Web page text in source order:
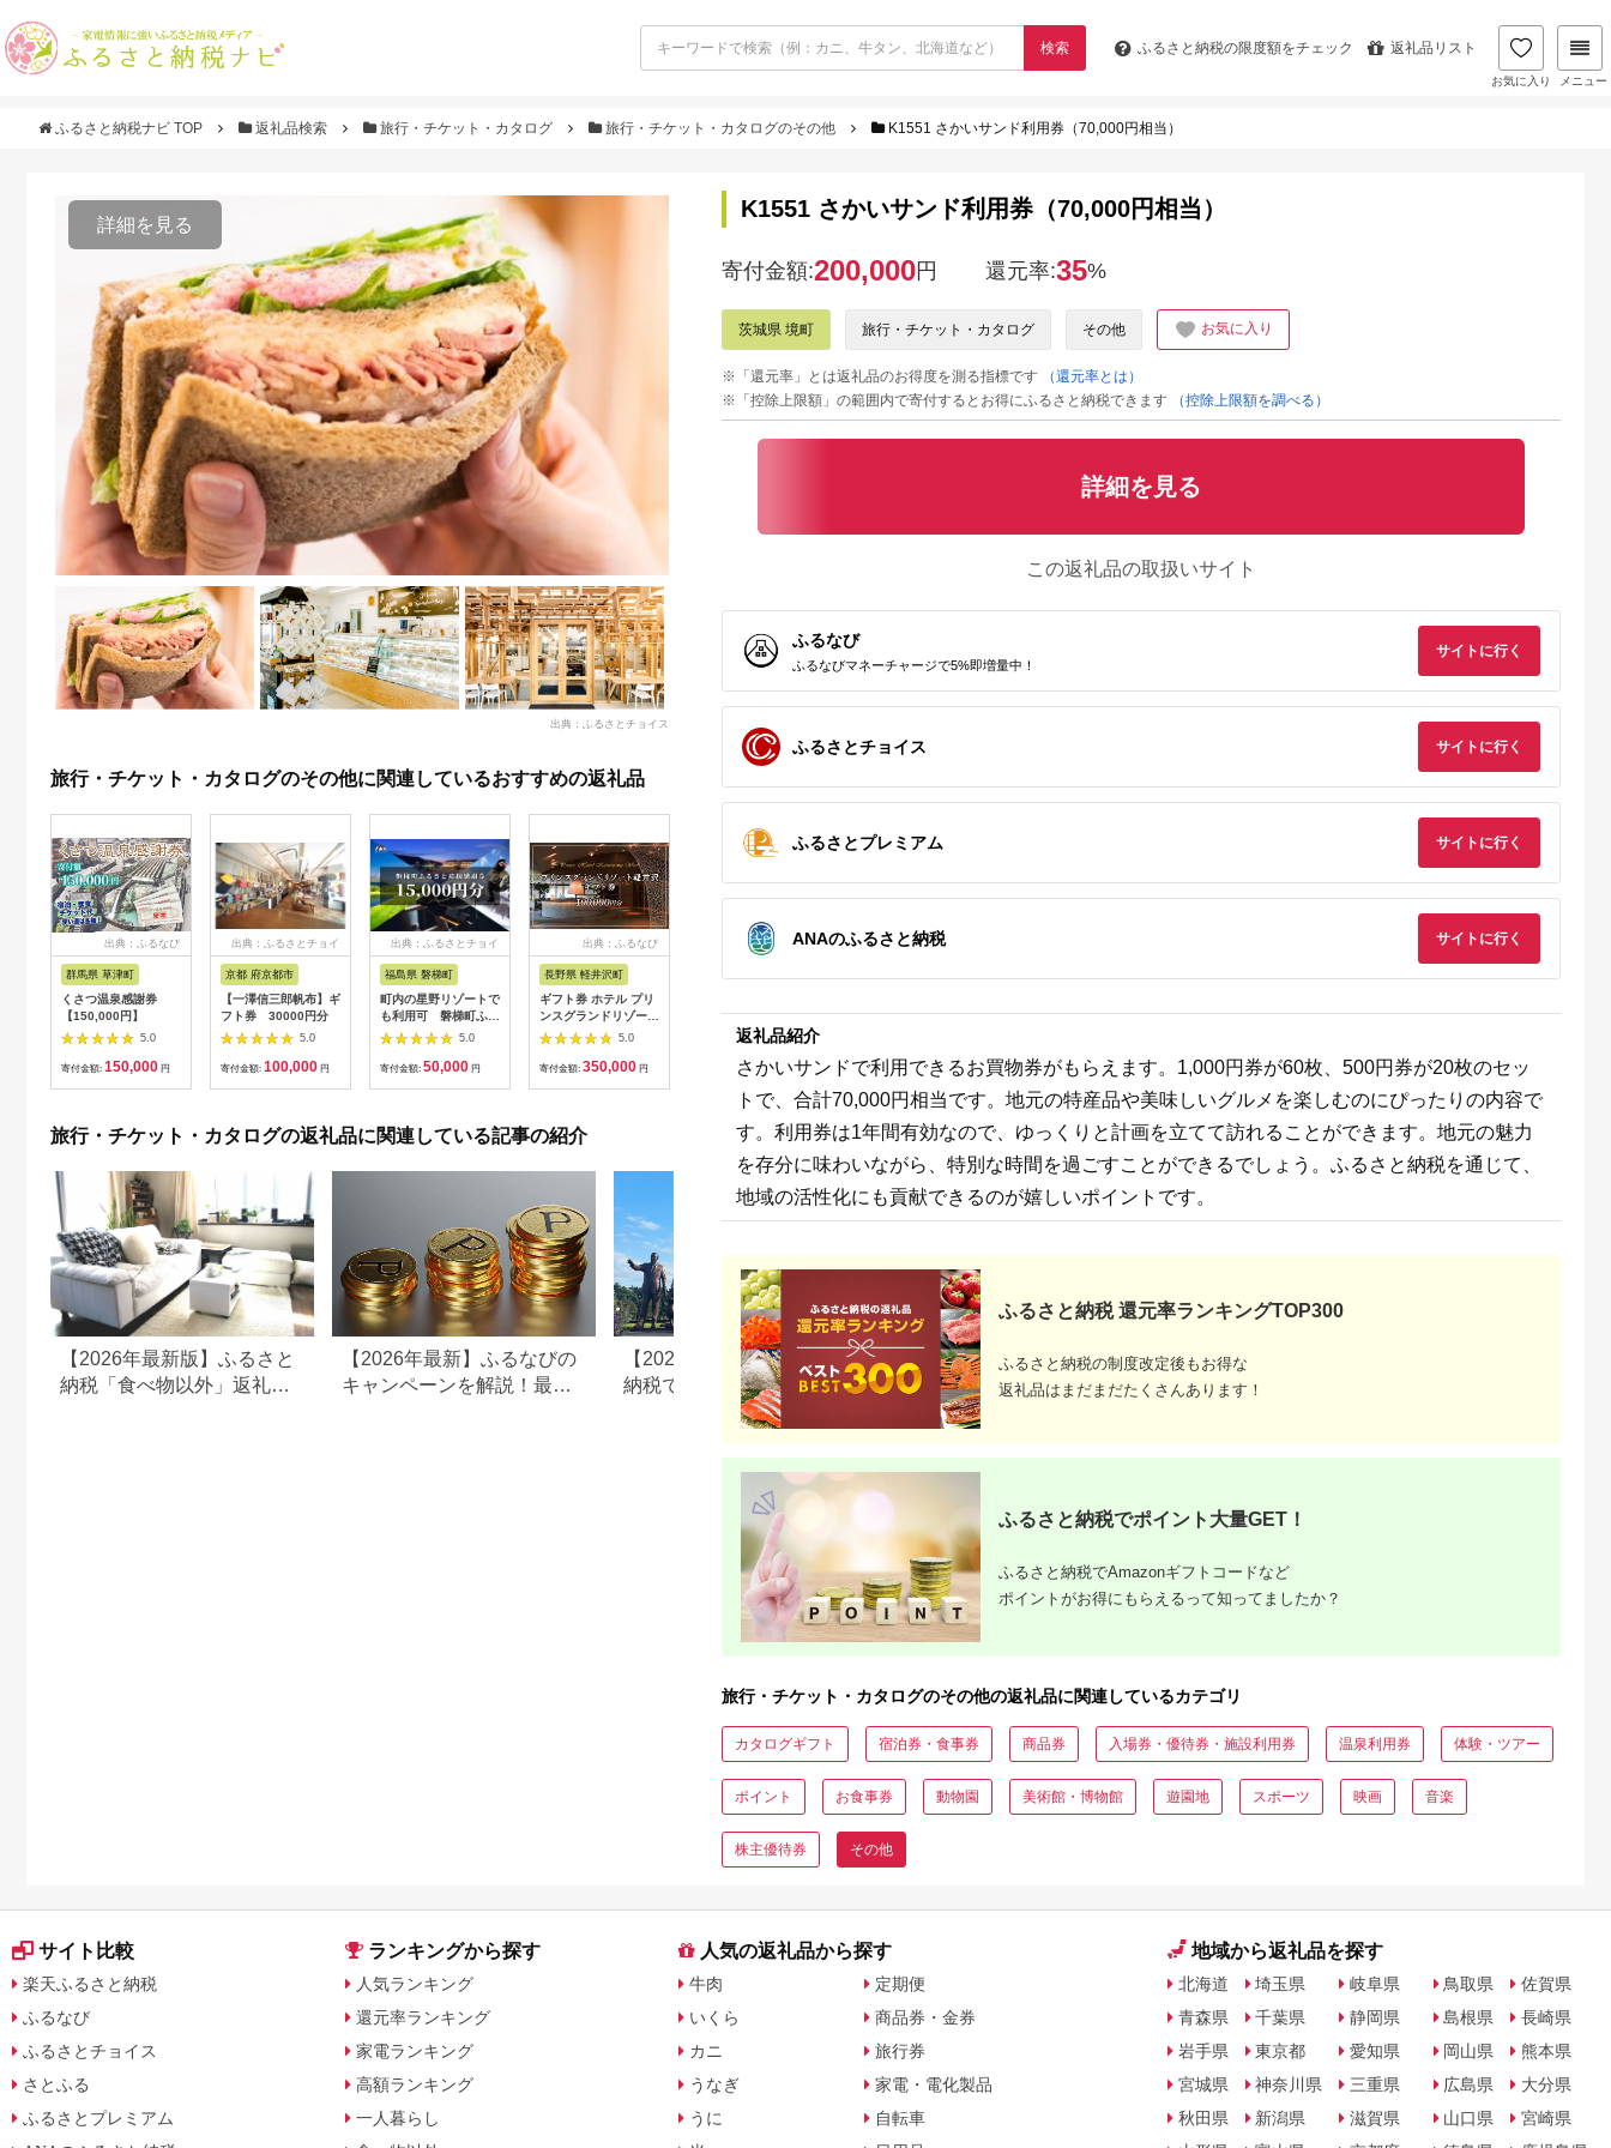
検索 ふるさと納税の限度額をチェック 返礼品リスト
お気に入り メニュー
ふるさと納税ナビ TOP 返礼品検索 旅行・チケット・カタログ 旅行・チケット・カタログのその他 K1551 さかいサンド利用券（70,000円相当）
詳細を見る
出典：ふるさとチョイス
旅行・チケット・カタログのその他に関連しているおすすめの返礼品
出典：ふるなび
群馬県 草津町
くさつ温泉感謝券
【150,000円】
5.0
寄付金額: 150,000 円
出典：ふるさとチョイ
京都 府京都市
【一澤信三郎帆布】ギ
フト券 30000円分
5.0
寄付金額: 100,000 円
出典：ふるさとチョイ
福島県 磐梯町
町内の星野リゾートで
も利用可 磐梯町ふる
さと応援感謝券
（15,000円分）
5.0
寄付金額: 50,000 円
出典：ふるなび
長野県 軽井沢町
ギフト券 ホテル プリ
ンスグランドリゾート
軽井沢 D 100,000円
分 チケット 食事 宿泊
5.0
寄付金額: 350,000 円
出典：ふるさとチョイ
税「宿泊ギフト券」
5.0
寄付金額:500,000円
出典：ふるなび
15万円分 感謝券 洞爺
寄付金額:500,000円
品券3,000円分
寄付金額:10,000円
枚 3000円分《もりも
ーツ【北海道】
寄付金額: 10,000円
出典：ふるさとチョイ
納税感謝券(1000円分
ト＞【1116334】
寄付金額:20,000円
出典：ふるさとチョ
う!!】直売所で使える
寄付金額:
旅行・チケット・カタログの返礼品に関連している記事の紹介
【2026年最新版】ふるさと
納税「食べ物以外」返礼品
【2026年最新】ふるなびの
キャンペーンを解説！最大
【2026年最新版】ふるさと
納税でディズニー返礼品は
もらえる？ホテル・チケッ
ふるさと納税、年収いくら
で30万円寄付できる？おす
すめ返礼品も紹介
K1551 さかいサンド利用券（70,000円相当）
寄付金額:200,000円 還元率:35%
茨城県 境町 旅行・チケット・カタログ その他 お気に入り
※「還元率」とは返礼品のお得度を測る指標です
（還元率とは）
※「控除上限額」の範囲内で寄付するとお得にふるさと納税できます
（控除上限額を調べる）
詳細を見る
この返礼品の取扱いサイト
ふるなび
ふるなびマネーチャージで5%即増量中！
サイトに行く
ふるさとチョイス サイトに行く
ふるさとプレミアム サイトに行く
ANAのふるさと納税 サイトに行く
返礼品紹介
さかいサンドで利用できるお買物券がもらえます。1,000円券が60枚、500円券が20枚のセッ
トで、合計70,000円相当です。地元の特産品や美味しいグルメを楽しむのにぴったりの内容で
す。利用券は1年間有効なので、ゆっくりと計画を立てて訪れることができます。地元の魅力
を存分に味わいながら、特別な時間を過ごすことができるでしょう。ふるさと納税を通じて、
地域の活性化にも貢献できるのが嬉しいポイントです。
ふるさと納税 還元率ランキングTOP300
ふるさと納税の制度改定後もお得な
返礼品はまだまだたくさんあります！
ふるさと納税でポイント大量GET！
ふるさと納税でAmazonギフトコードなど
ポイントがお得にもらえるって知ってましたか？
旅行・チケット・カタログのその他の返礼品に関連しているカテゴリ
カタログギフト 宿泊券・食事券 商品券 入場券・優待券・施設利用券 温泉利用券 体験・ツアー
ポイント お食事券 動物園 美術館・博物館 遊園地 スポーツ 映画 音楽
株主優待券 その他
サイト比較
楽天ふるさと納税
ふるなび
ふるさとチョイス
さとふる
ふるさとプレミアム
ランキングから探す
人気ランキング
還元率ランキング
家電ランキング
高額ランキング
一人暮らし
人気の返礼品から探す
牛肉
いくら
カニ
うなぎ
うに
定期便
商品券・金券
旅行券
家電・電化製品
自転車
地域から返礼品を探す
北海道
青森県
岩手県
宮城県
秋田県
埼玉県
千葉県
東京都
神奈川県
新潟県
岐阜県
静岡県
愛知県
三重県
滋賀県
鳥取県
島根県
岡山県
広島県
山口県
佐賀県
長崎県
熊本県
大分県
宮崎県